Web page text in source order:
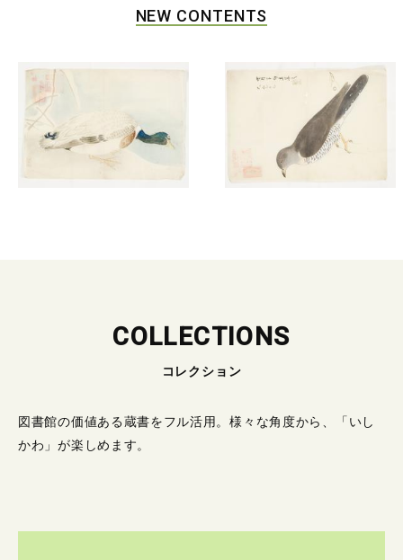
NEW CONTENTS
COLLECTIONS
コレクション
図書館の価値ある蔵書をフル活用。様々な角度から、「いし
かわ」が楽しめます。